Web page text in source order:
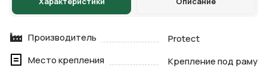
Производитель
Protect
Место крепления
Крепление под раму